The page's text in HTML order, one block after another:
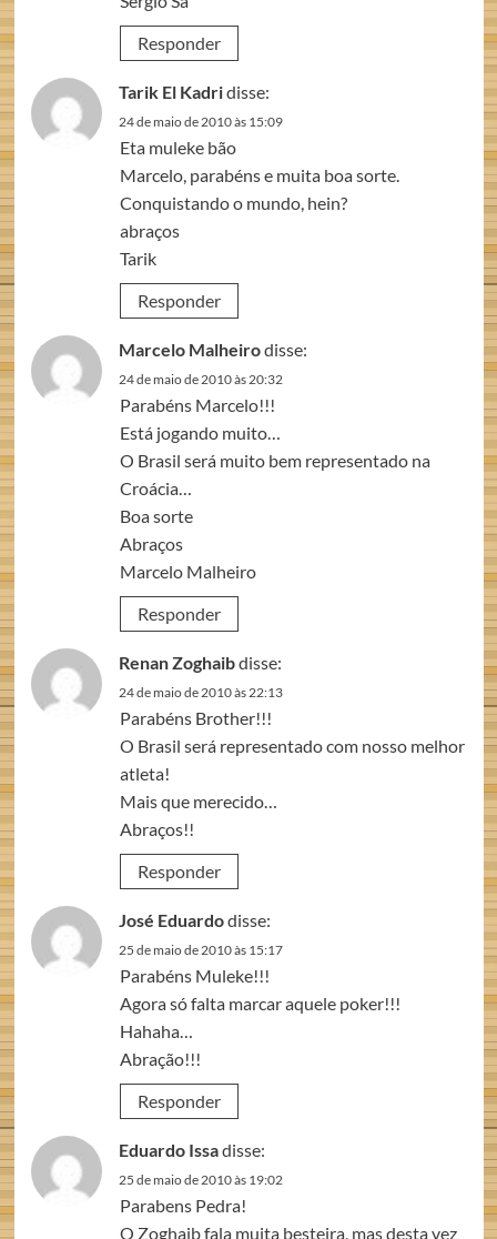
Responder
Tarik El Kadridisse:
24 de maio de 2010 às 15:09
Eta muleke bão
Marcelo, parabéns e muita boa sorte.
Conquistando o mundo, hein?
abraços
Tarik
Responder
Marcelo Malheirodisse:
24 de maio de 2010 às 20:32
Parabéns Marcelo!!!
Está jogando muito…
O Brasil será muito bem representado na
Croácia…
Boa sorte
Abraços
Marcelo Malheiro
Responder
Renan Zoghaibdisse:
24 de maio de 2010 às 22:13
Parabéns Brother!!!
O Brasil será representado com nosso melhor
atleta!
Mais que merecido…
Abraços!!
Responder
José Eduardodisse:
25 de maio de 2010 às 15:17
Parabéns Muleke!!!
Agora só falta marcar aquele poker!!!
Hahaha…
Abração!!!
Responder
Eduardo Issadisse:
25 de maio de 2010 às 19:02
Parabens Pedra!
O Zoghaib fala muita besteira, mas desta vez